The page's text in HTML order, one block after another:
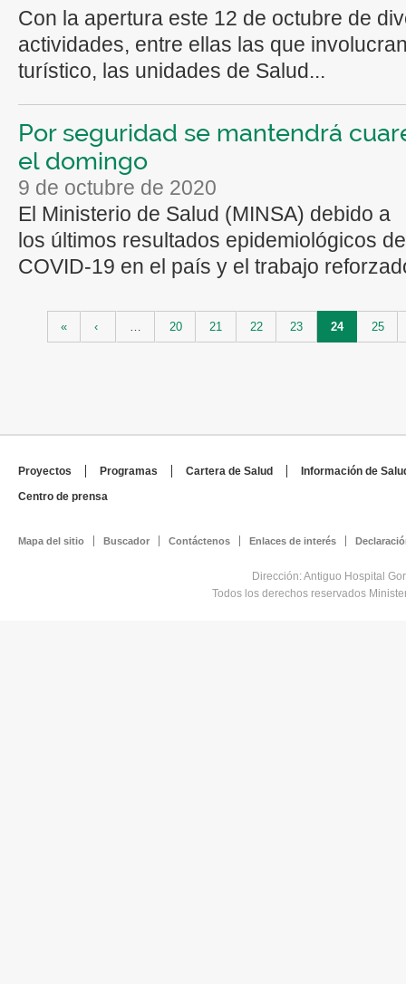
Con la apertura este 12 de octubre de
actividades, entre ellas las que
turístico, las unidades de Salud...
Por seguridad se mantendrá
el domingo
9 de octubre de 2020
El Ministerio de Salud (MINSA) debido a
los últimos resultados epidemiológicos
COVID-19 en el país y el trabajo
Páginas
« ‹ 20 21 22 23 24 25
Proyectos Programas Cartera de Salud
Información de
Centro de prensa
Mapa del sitio Buscador Contáctenos Enlaces de interés
Dirección: Antiguo Hospital
Todos los derechos reservados